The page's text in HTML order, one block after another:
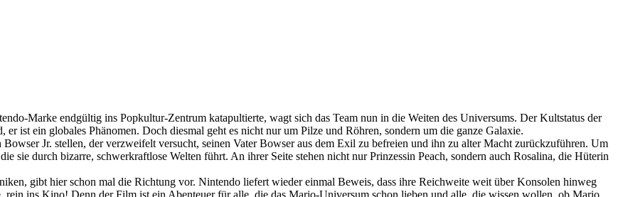
Marke endgültig ins Popkultur-Zentrum katapultierte, wagt sich das Team nun in die Weiten des Universums. Der Kultstatus der
ist ein globales Phänomen. Doch diesmal geht es nicht nur um Pilze und Röhren, sondern um die ganze Galaxie.
Jr. stellen, der verzweifelt versucht, seinen Vater Bowser aus dem Exil zu befreien und ihn zu alter Macht zurückzuführen. Um
sie durch bizarre, schwerkraftlose Welten führt. An ihrer Seite stehen nicht nur Prinzessin Peach, sondern auch Rosalina, die Hüterin
gibt hier schon mal die Richtung vor. Nintendo liefert wieder einmal Beweis, dass ihre Reichweite weit über Konsolen hinweg
rein ins Kino! Denn der Film ist ein Abenteuer für alle, die das Mario-Universum schon lieben und alle, die wissen wollen, ob Mario